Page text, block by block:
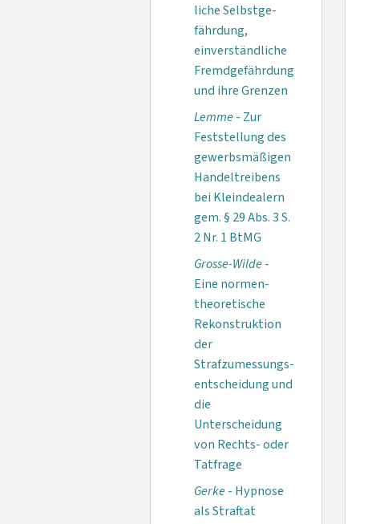
liche Selbstge­
fährdung,
einverständliche
Fremd­gefährdung
und ihre Grenzen
Lemme- Zur
Feststellung des
gewerbs­mäßigen
Handel­treibens
bei Klein­dealern
gem. § 29 Abs. 3 S.
2 Nr. 1 BtMG
Grosse-Wilde-
Eine normen­
theoretische
Rekons­truktion
der
Strafzumessungs­
entscheidung und
die
Unterscheidung
von Rechts- oder
Tatfrage
Gerke- Hypnose
als Straftat